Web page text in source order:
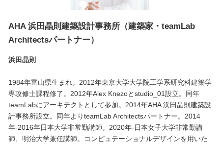
AHA 浜田晶則建築設計事務所（建築家・teamLab
Architectsパートナー）
浜田晶則
1984年富山県生まれ。2012年東京大学大学院工学系研究科建築学
専攻修士課程修了。2012年Alex Knezoとstudio_01設立。同年
teamLabにアーキテクトとして参加。2014年AHA 浜田晶則建築設
計事務所設立。同年よりteamLab Architectsパートナー。2014
年-2016年日本大学非常勤講師。2020年-日本女子大学非常勤講
師、明治大学兼任講師。コンピュテーショナルデザインを用いた